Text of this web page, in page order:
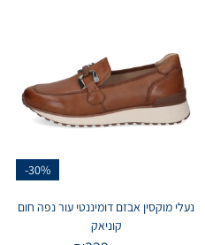
-30%
נעלי מוקסין אבזם דומיננטי עור נפה חום
קוניאק